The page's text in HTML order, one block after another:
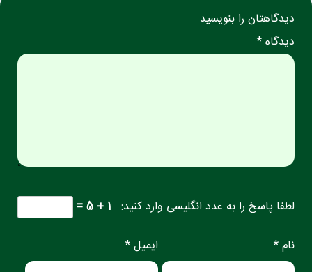
دیدگاهتان را بنویسید
دیدگاه *
لطفا پاسخ را به عدد انگلیسی وارد کنید: 1 + 5 =
نام * ایمیل *